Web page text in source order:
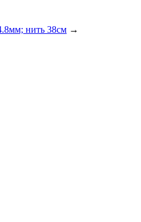
нить 38см →